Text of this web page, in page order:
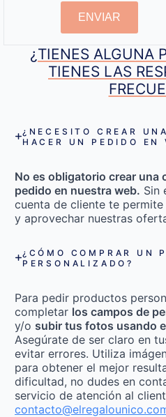
ENVIAR
¿TIENES ALGUNA
TIENES LAS
¿NECESITO CREAR
HACER UN PEDIDO EN
No es obligatorio crear una
pedido en nuestra web. Sin
cuenta de cliente te
y aprovechar nuestras
¿CÓMO COMPRAR UN
PERSONALIZADO?
Para pedir productos
completar los campos de
y/o subir tus fotos usando
Asegúrate de ser claro en
evitar errores. Utiliza
para obtener el mejor
dificultad, no dudes en
servicio de atención al